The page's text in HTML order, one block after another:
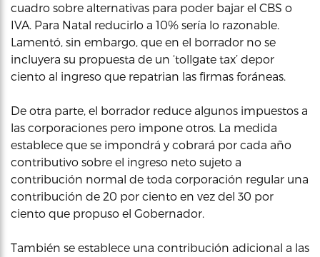
cuadro sobre alternativas para poder bajar el CBS o
IVA. Para Natal reducirlo a 10% sería lo razonable.
Lamentó, sin embargo, que en el borrador no se
incluyera su propuesta de un ‘tollgate tax’ depor
ciento al ingreso que repatrian las firmas foráneas.
De otra parte, el borrador reduce algunos impuestos a
las corporaciones pero impone otros. La medida
establece que se impondrá y cobrará por cada año
contributivo sobre el ingreso neto sujeto a
contribución normal de toda corporación regular una
contribución de 20 por ciento en vez del 30 por
ciento que propuso el Gobernador.
También se establece una contribución adicional a las